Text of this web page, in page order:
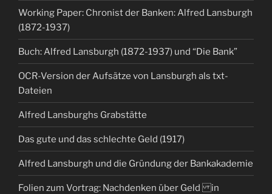
Working Paper: Chronist der Banken: Alfred Lansburgh
(1872-1937)
Buch: Alfred Lansburgh (1872-1937) und “Die Bank”
OCR-Version der Aufsätze von Lansburgh als txt-
Dateien
Alfred Lansburghs Grabstätte
Das gute und das schlechte Geld (1917)
Alfred Lansburgh und die Gründung der Bankakademie
Folien zum Vortrag: Nachdenken über Geld in